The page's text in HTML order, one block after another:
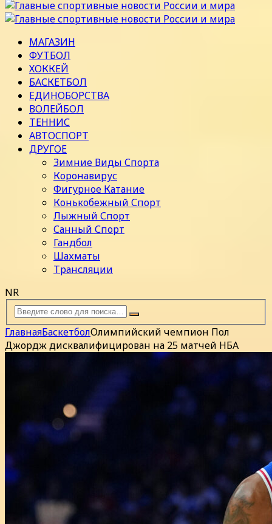
МАГАЗИН
ФУТБОЛ
ХОККЕЙ
БАСКЕТБОЛ
ЕДИНОБОРСТВА
ВОЛЕЙБОЛ
ТЕННИС
АВТОСПОРТ
ДРУГОЕ
Зимние Виды Спорта
Коронавирус
Фигурное Катание
Конькобежный Спорт
Лыжный Спорт
Санный Спорт
Гандбол
Шахматы
Трансляции
NR
ГлавнаяБаскетболОлимпийский чемпион Пол
Джордж дисквалифицирован на 25 матчей НБА